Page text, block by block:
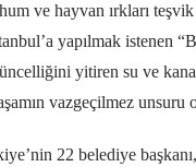
ve hayvan ırkları
yapılmak istenen
yitiren su ve
vazgeçilmez unsuru
22 belediye